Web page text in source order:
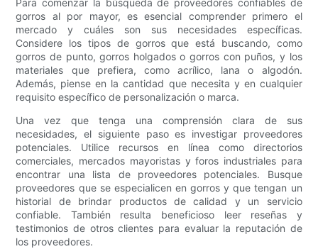
Para comenzar la búsqueda de proveedores confiables de
gorros al por mayor, es esencial comprender primero el
mercado y cuáles son sus necesidades específicas.
Considere los tipos de gorros que está buscando, como
gorros de punto, gorros holgados o gorros con puños, y los
materiales que prefiera, como acrílico, lana o algodón.
Además, piense en la cantidad que necesita y en cualquier
requisito específico de personalización o marca.
Una vez que tenga una comprensión clara de sus
necesidades, el siguiente paso es investigar proveedores
potenciales. Utilice recursos en línea como directorios
comerciales, mercados mayoristas y foros industriales para
encontrar una lista de proveedores potenciales. Busque
proveedores que se especialicen en gorros y que tengan un
historial de brindar productos de calidad y un servicio
confiable. También resulta beneficioso leer reseñas y
testimonios de otros clientes para evaluar la reputación de
los proveedores.